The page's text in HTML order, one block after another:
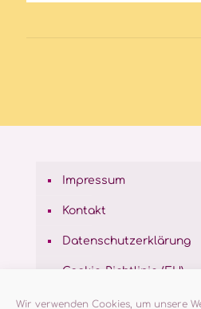
Wir verwenden Cookies, um unsere
Impressum
Kontakt
Datenschutzerklärung
Cookie-Richtlinie (EU)